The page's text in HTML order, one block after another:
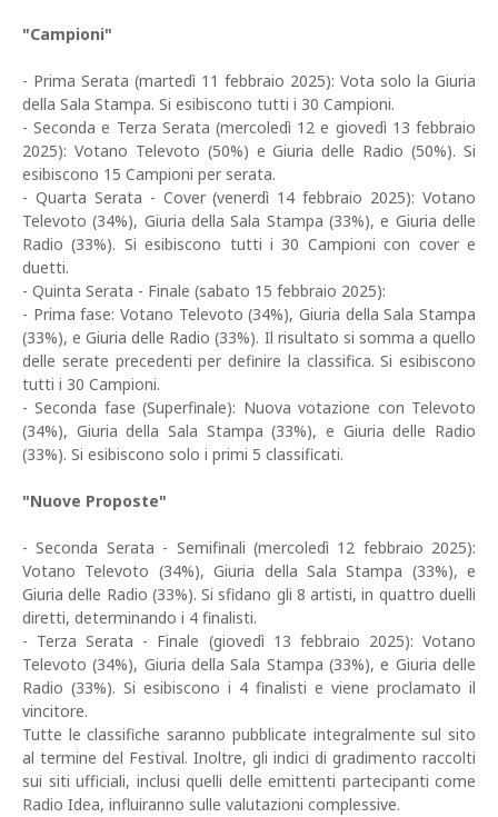
"Campioni"
- Prima Serata (martedì 11 febbraio 2025): Vota solo la Giuria
della Sala Stampa. Si esibiscono tutti i 30 Campioni.
- Seconda e Terza Serata (mercoledì 12 e giovedì 13 febbraio
2025): Votano Televoto (50%) e Giuria delle Radio (50%). Si
esibiscono 15 Campioni per serata.
- Quarta Serata - Cover (venerdì 14 febbraio 2025): Votano
Televoto (34%), Giuria della Sala Stampa (33%), e Giuria delle
Radio (33%). Si esibiscono tutti i 30 Campioni con cover e
duetti.
- Quinta Serata - Finale (sabato 15 febbraio 2025):
- Prima fase: Votano Televoto (34%), Giuria della Sala Stampa
(33%), e Giuria delle Radio (33%). Il risultato si somma a quello
delle serate precedenti per definire la classifica. Si esibiscono
tutti i 30 Campioni.
- Seconda fase (Superfinale): Nuova votazione con Televoto
(34%), Giuria della Sala Stampa (33%), e Giuria delle Radio
(33%). Si esibiscono solo i primi 5 classificati.
"Nuove Proposte"
- Seconda Serata - Semifinali (mercoledì 12 febbraio 2025):
Votano Televoto (34%), Giuria della Sala Stampa (33%), e
Giuria delle Radio (33%). Si sfidano gli 8 artisti, in quattro duelli
diretti, determinando i 4 finalisti.
- Terza Serata - Finale (giovedì 13 febbraio 2025): Votano
Televoto (34%), Giuria della Sala Stampa (33%), e Giuria delle
Radio (33%). Si esibiscono i 4 finalisti e viene proclamato il
vincitore.
Tutte le classifiche saranno pubblicate integralmente sul sito
al termine del Festival. Inoltre, gli indici di gradimento raccolti
sui siti ufficiali, inclusi quelli delle emittenti partecipanti come
Radio Idea, influiranno sulle valutazioni complessive.